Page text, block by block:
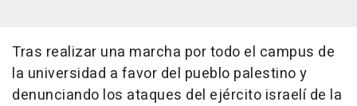
Tras realizar una marcha por todo el campus de
la universidad a favor del pueblo palestino y
denunciando los ataques del ejército israelí de la